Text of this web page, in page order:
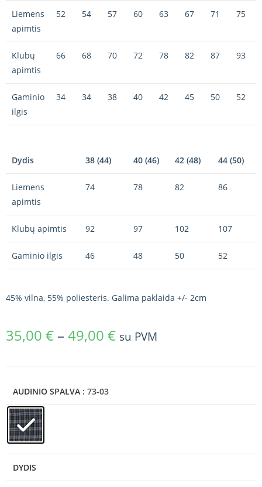
Liemens
apimtis
52 54 57 60 63 67 71 75
Klubų
apimtis
66 68 70 72 78 82 87 93
Gaminio
ilgis
34 34 38 40 42 45 50 52
Dydis 38 (44) 40 (46) 42 (48) 44 (50)
Liemens
apimtis
74 78 82 86
Klubų apimtis 92 97 102 107
Gaminio ilgis 46 48 50 52
45% vilna, 55% poliesteris. Galima paklaida +/- 2cm
35,00 € – 49,00 € su PVM
AUDINIO SPALVA : 73-03
DYDIS